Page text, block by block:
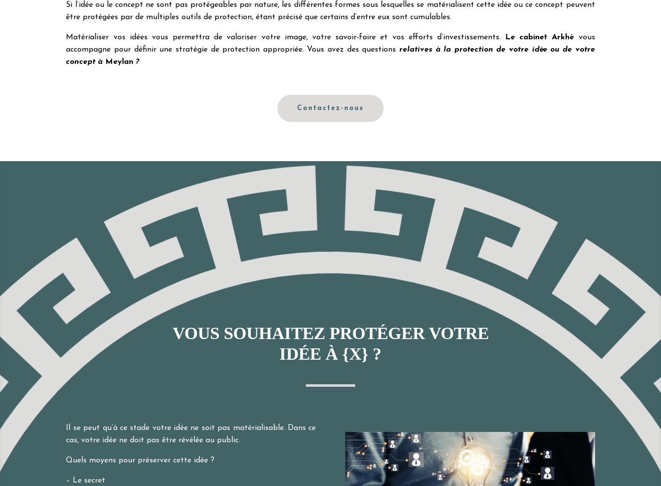
Si l’idée ou le concept ne sont pas protégeables par nature, les différentes formes sous lesquelles se matérialisent cette idée ou ce concept peuvent
être protégées par de multiples outils de protection, étant précisé que certains d’entre eux sont cumulables.
Matérialiser vos idées vous permettra de valoriser votre image, votre savoir-faire et vos efforts d’investissements. Le cabinet Arkhè vous
accompagne pour définir une stratégie de protection appropriée. Vous avez des questions relatives à la protection de votre idée ou de votre
concept à Meylan ?
Contactez-nous
VOUS SOUHAITEZ PROTÉGER VOTRE
IDÉE À {X} ?
Il se peut qu’à ce stade votre idée ne soit pas matérialisable. Dans ce
cas, votre idée ne doit pas être révélée au public.
Quels moyens pour préserver cette idée ?
– Le secret